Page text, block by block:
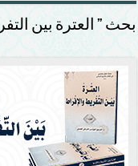
بحث ” العترة بين